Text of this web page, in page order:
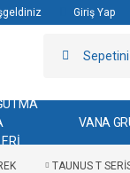
Giriş Yap
VANA
TAUNUS T